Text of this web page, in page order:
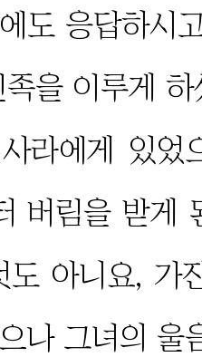
도 응답하시
을 이루게
라에게 있
버림을 받게
도 아니요, 가
나 그녀의 울